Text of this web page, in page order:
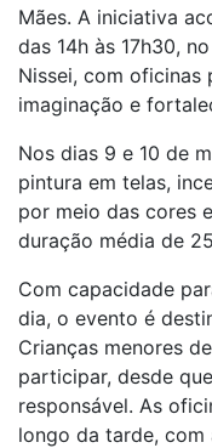
Mães. A iniciativa
das 14h às 17h30,
Nissei, com oficinas
imaginação e
Nos dias 9 e 10 de
pintura em telas,
por meio das cores
duração média de
Com capacidade
dia, o evento é
Crianças menores
participar, desde
responsável. As
longo da tarde,